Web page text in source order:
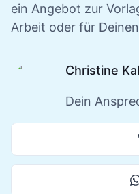
ein Angebot zur
Arbeit oder für
Christine
Dein